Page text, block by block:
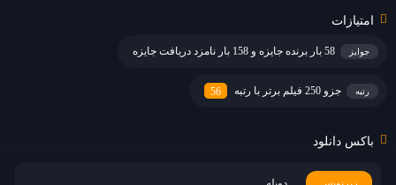
امتیازات
جوایز 58 بار برنده جایزه و 158 بار نامزد دریافت جایزه
رتبه جزو 250 فیلم برتر با رتبه 56
باکس دانلود